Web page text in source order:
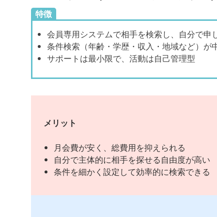
特徴
会員専用システムで相手を検索し、自分で申
条件検索（年齢・学歴・収入・地域など）が
サポートは最小限で、活動は自己管理型
メリット
月会費が安く、総費用を抑えられる
自分で主体的に相手を探せる自由度が高い
条件を細かく設定して効率的に検索できる